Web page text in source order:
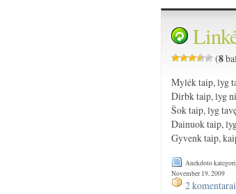
(8
Mylėk taip, lyg
Dirbk taip, lyg
Šok taip, lyg
Dainuok taip,
Gyvenk taip,
Anekdoto
November 19, 2009
2